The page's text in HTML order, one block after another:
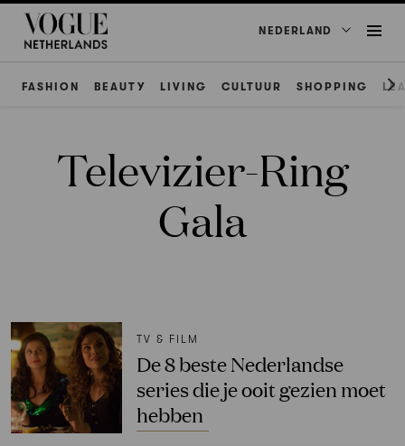
NEDERLAND
FASHION BEAUTY LIVING CULTUUR SHOPPING
Televizier-Ring
Gala
TV & FILM
De 8 beste Nederlandse
series die je ooit gezien moet
hebben